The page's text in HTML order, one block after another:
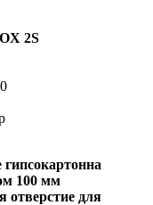
2S
100 мм
отверстие для